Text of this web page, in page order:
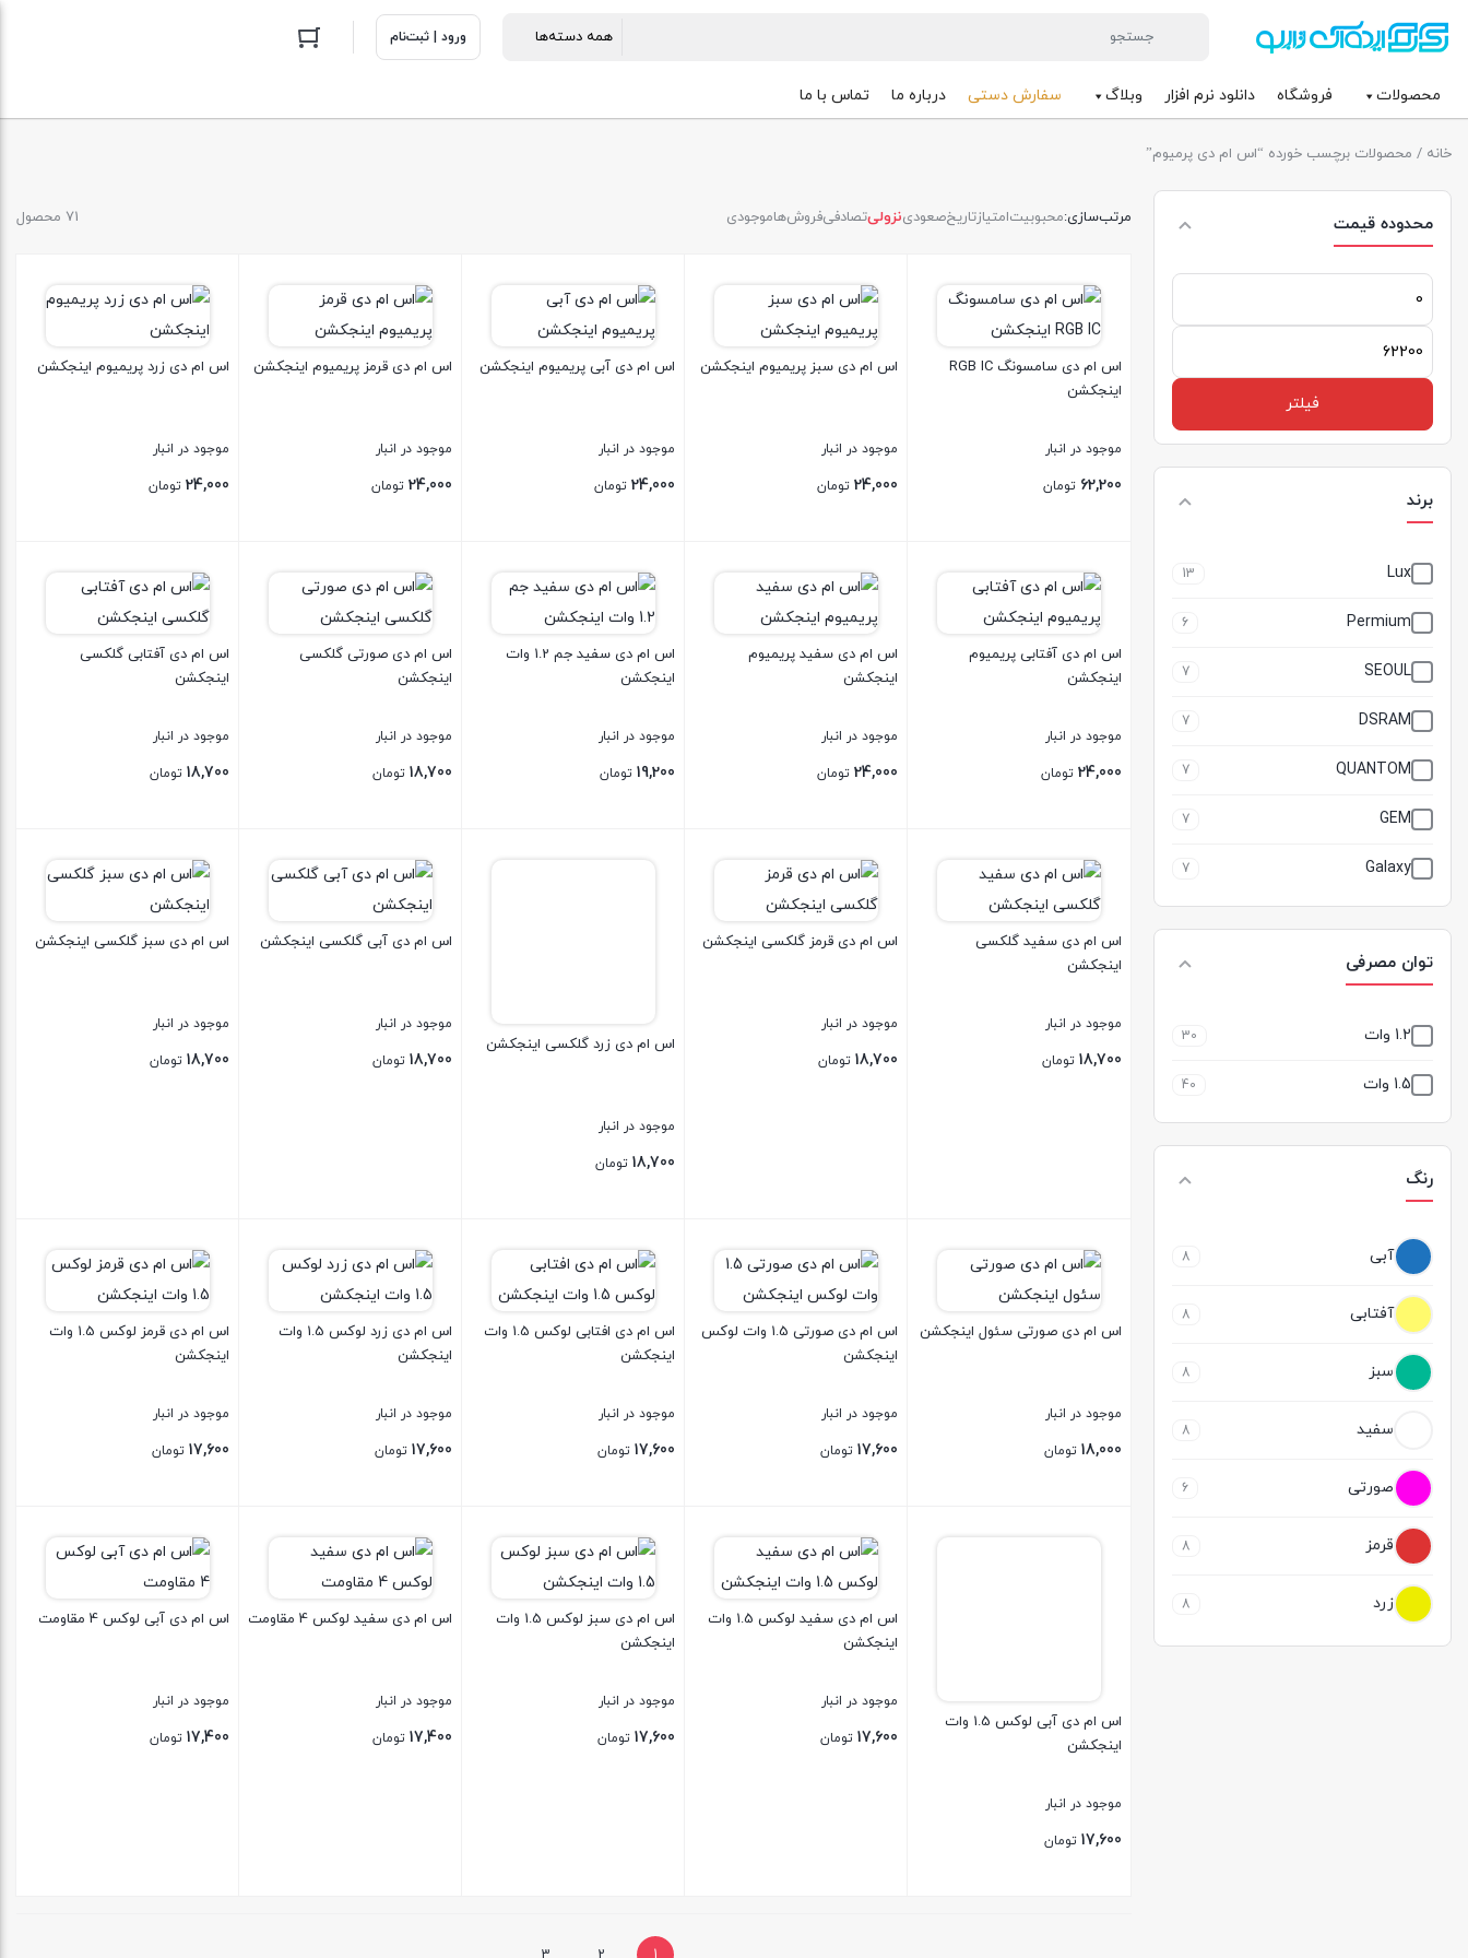
ورود | ثبت‌نام
محصولات فروشگاه دانلود نرم افزار وبلاگ سفارش دستی درباره ما تماس با ما
خانه / محصولات برچسب خورده “اس ام دی پرمیوم”
محدوده قیمت
قیمت
قيمت
فیلتر
برند
Lux
13
Permium
6
SEOUL
7
DSRAM
7
QUANTOM
7
GEM
7
Galaxy
7
توان مصرفی
1.2 وات 30
1.5 وات 40
رنگ
آبی 8
آفتابی 8
سبز 8
سفید 8
صورتی 6
قرمز 8
زرد 8
71 محصول مرتب‌سازی:محبوبیتامتیازتاریخصعودینزولیتصادفیفروش‌هاموجودی
اس ام دی سامسونگ RGB IC
اینجکشن
موجود در انبار
62,200 تومان
اس ام دی سبز پریمیوم اینجکشن
موجود در انبار
24,000 تومان
اس ام دی آبی پریمیوم اینجکشن
موجود در انبار
24,000 تومان
اس ام دی قرمز پریمیوم اینجکشن
موجود در انبار
24,000 تومان
اس ام دی زرد پریمیوم اینجکشن
موجود در انبار
24,000 تومان
اس ام دی آفتابی پریمیوم
اینجکشن
موجود در انبار
24,000 تومان
اس ام دی سفید پریمیوم
اینجکشن
موجود در انبار
24,000 تومان
اس ام دی سفید جم 1.2 وات
اینجکشن
موجود در انبار
19,200 تومان
اس ام دی صورتی گلکسی
اینجکشن
موجود در انبار
18,700 تومان
اس ام دی آفتابی گلکسی
اینجکشن
موجود در انبار
18,700 تومان
اس ام دی سفید گلکسی
اینجکشن
موجود در انبار
18,700 تومان
اس ام دی قرمز گلکسی اینجکشن
موجود در انبار
18,700 تومان
اس ام دی زرد گلکسی اینجکشن
موجود در انبار
18,700 تومان
اس ام دی آبی گلکسی اینجکشن
موجود در انبار
18,700 تومان
اس ام دی سبز گلکسی اینجکشن
موجود در انبار
18,700 تومان
اس ام دی صورتی سئول اینجکشن
موجود در انبار
18,000 تومان
اس ام دی صورتی 1.5 وات لوکس
اینجکشن
موجود در انبار
17,600 تومان
اس ام دی افتابی لوکس 1.5 وات
اینجکشن
موجود در انبار
17,600 تومان
اس ام دی زرد لوکس 1.5 وات
اینجکشن
موجود در انبار
17,600 تومان
اس ام دی قرمز لوکس 1.5 وات
اینجکشن
موجود در انبار
17,600 تومان
اس ام دی آبی لوکس 1.5 وات
اینجکشن
موجود در انبار
17,600 تومان
اس ام دی سفید لوکس 1.5 وات
اینجکشن
موجود در انبار
17,600 تومان
اس ام دی سبز لوکس 1.5 وات
اینجکشن
موجود در انبار
17,600 تومان
اس ام دی سفید لوکس 4 مقاومت
موجود در انبار
17,400 تومان
اس ام دی آبی لوکس 4 مقاومت
موجود در انبار
17,400 تومان